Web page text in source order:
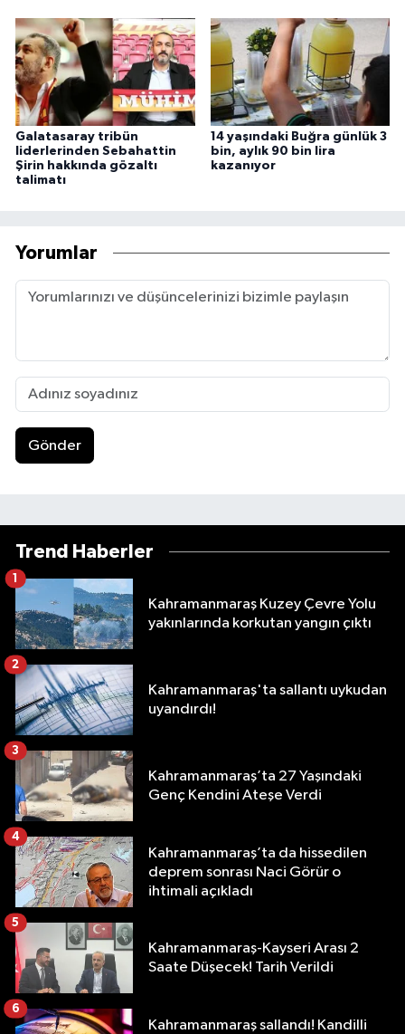
Galatasaray tribün
liderlerinden Sebahattin
Şirin hakkında gözaltı
talimatı
14 yaşındaki Buğra günlük 3
bin, aylık 90 bin lira
kazanıyor
Yorumlar
Gönder
Trend Haberler
Kahramanmaraş Kuzey Çevre Yolu
yakınlarında korkutan yangın çıktı
1
Kahramanmaraş'ta sallantı uykudan
uyandırdı!
2
Kahramanmaraş’ta 27 Yaşındaki
Genç Kendini Ateşe Verdi
3
Kahramanmaraş’ta da hissedilen
deprem sonrası Naci Görür o
ihtimali açıkladı
4
Kahramanmaraş-Kayseri Arası 2
Saate Düşecek! Tarih Verildi
5
Kahramanmaraş sallandı! Kandilli
6